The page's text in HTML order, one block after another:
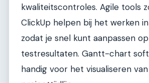
kwaliteitscontroles. Agile tools
ClickUp helpen bij het werken
zodat je snel kunt aanpassen
testresultaten. Gantt-chart
handig voor het visualiseren